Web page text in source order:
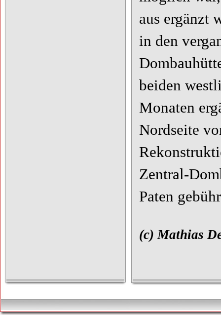
aus ergänzt
in den
beiden
Monaten
Nordseite
Zentral-
Paten
(c) Mathias